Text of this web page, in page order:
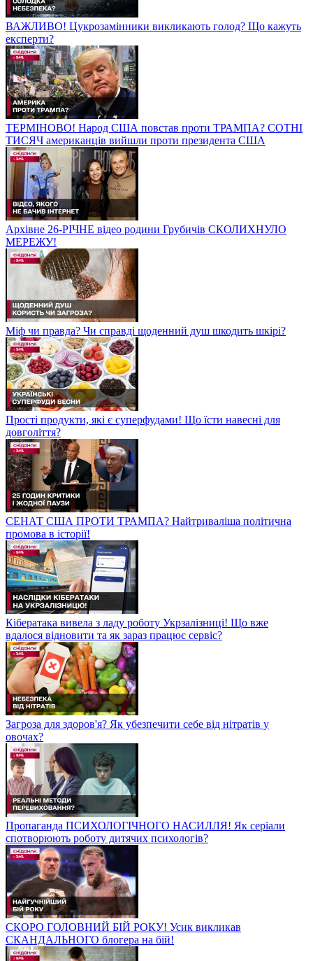
ВАЖЛИВО! Цукрозамінники викликають голод? Що кажуть
експерти?
ТЕРМІНОВО! Народ США повстав проти ТРАМПА? СОТНІ
ТИСЯЧ американців вийшли проти президента США
Архівне 26-РІЧНЕ відео родини Грубичів СКОЛИХНУЛО
МЕРЕЖУ!
Міф чи правда? Чи справді щоденний душ шкодить шкірі?
Прості продукти, які є суперфудами! Що їсти навесні для
довголіття?
СЕНАТ США ПРОТИ ТРАМПА? Найтриваліша політична
промова в історії!
Кібератака вивела з ладу роботу Укрзалізниці! Що вже
вдалося відновити та як зараз працює сервіс?
Загроза для здоров'я? Як убезпечити себе від нітратів у
овочах?
Пропаганда ПСИХОЛОГІЧНОГО НАСИЛЛЯ! Як серіали
спотворюють роботу дитячих психологів?
СКОРО ГОЛОВНИЙ БІЙ РОКУ! Усик викликав
СКАНДАЛЬНОГО блогера на бій!